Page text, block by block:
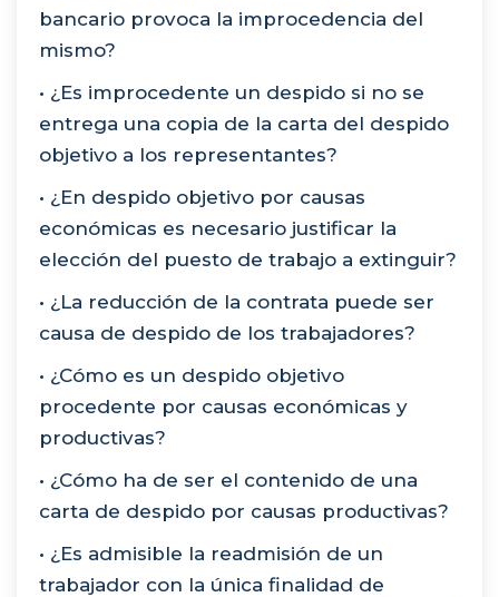
bancario provoca la improcedencia del
mismo?
• ¿Es improcedente un despido si no se
entrega una copia de la carta del despido
objetivo a los representantes?
• ¿En despido objetivo por causas
económicas es necesario justificar la
elección del puesto de trabajo a extinguir?
• ¿La reducción de la contrata puede ser
causa de despido de los trabajadores?
• ¿Cómo es un despido objetivo
procedente por causas económicas y
productivas?
• ¿Cómo ha de ser el contenido de una
carta de despido por causas productivas?
• ¿Es admisible la readmisión de un
trabajador con la única finalidad de